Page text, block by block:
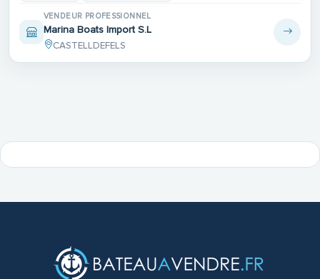
VENDEUR PROFESSIONNEL
Marina Boats Import S.L
CASTELLDEFELS